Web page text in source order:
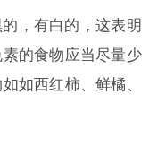
，有白的，这表明
的食物应当尽量少
如西红柿、鲜橘、